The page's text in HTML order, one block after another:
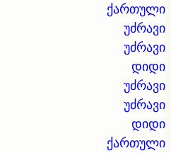
ქართული
უძრავი
უძრავი
დიდი
უძრავი
უძრავი
დიდი
ქართული